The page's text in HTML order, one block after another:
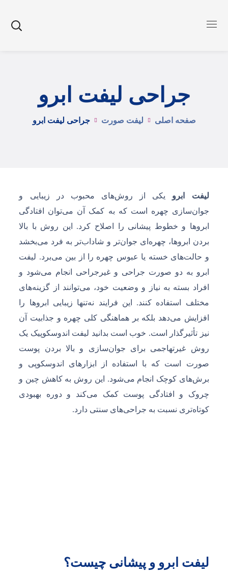
جراحی لیفت ابرو
صفحه اصلی لیفت صورت جراحی لیفت ابرو
لیفت ابرو یکی از روش‌های محبوب در زیبایی و
جوان‌سازی چهره است که به کمک آن می‌توان افتادگی
ابروها و خطوط پیشانی را اصلاح کرد. این روش با بالا
بردن ابروها، چهره‌ای جوان‌تر و شاداب‌تر به فرد می‌بخشد
و حالت‌های خسته یا عبوس چهره را از بین می‌برد. لیفت
ابرو به دو صورت جراحی و غیرجراحی انجام می‌شود و
افراد بسته به نیاز و وضعیت خود، می‌توانند از گزینه‌های
مختلف استفاده کنند. این فرایند نه‌تنها زیبایی ابروها را
افزایش می‌دهد بلکه بر هماهنگی کلی چهره و جذابیت آن
نیز تأثیرگذار است. خوب است بدانید لیفت اندوسکوپیک یک
روش غیرتهاجمی برای جوان‌سازی و بالا بردن پوست
صورت است که با استفاده از ابزارهای اندوسکوپی و
برش‌های کوچک انجام می‌شود. این روش به کاهش چین و
چروک و افتادگی پوست کمک می‌کند و دوره بهبودی
کوتاه‌تری نسبت به جراحی‌های سنتی دارد.
لیفت ابرو و پیشانی چیست؟